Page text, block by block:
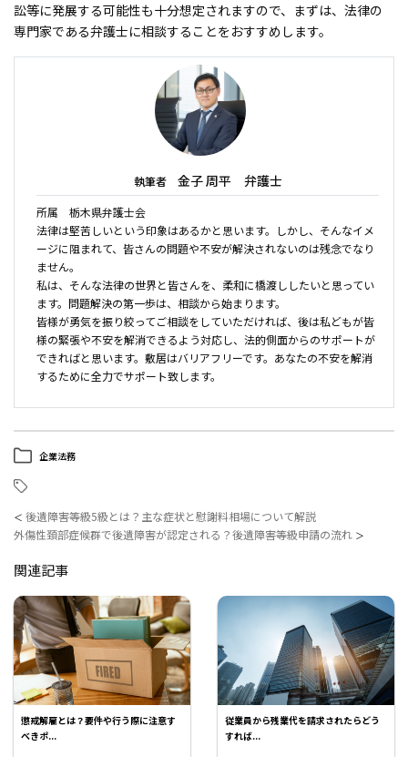
訟等に発展する可能性も十分想定されますので、まずは、法律の
専門家である弁護士に相談することをおすすめします。
執筆者 金子 周平 弁護士
所属 栃木県弁護士会
法律は堅苦しいという印象はあるかと思います。しかし、そんなイメ
ージに阻まれて、皆さんの問題や不安が解決されないのは残念でなり
ません。
私は、そんな法律の世界と皆さんを、柔和に橋渡ししたいと思ってい
ます。問題解決の第一歩は、相談から始まります。
皆様が勇気を振り絞ってご相談をしていただければ、後は私どもが皆
様の緊張や不安を解消できるよう対応し、法的側面からのサポートが
できればと思います。敷居はバリアフリーです。あなたの不安を解消
するために全力でサポート致します。
企業法務
＜ 後遺障害等級5級とは？主な症状と慰謝料相場について解説
外傷性頚部症候群で後遺障害が認定される？後遺障害等級申請の流れ ＞
関連記事
懲戒解雇とは？要件や行う際に注意す
べきポ...
従業員から残業代を請求されたらどう
すれば...